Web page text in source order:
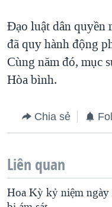
Đạo luật dân quyền
đã quy hành động
Cùng năm đó, mục
Hòa bình.
Chia sẻ
Liên quan
Hoa Kỳ kỷ niệm